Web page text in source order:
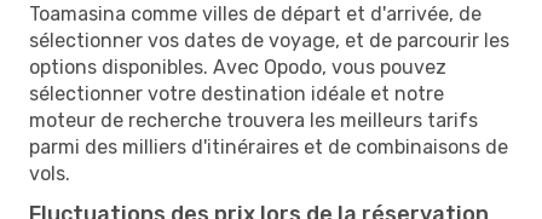
Toamasina comme villes de départ et d'arrivée, de
sélectionner vos dates de voyage, et de parcourir les
options disponibles. Avec Opodo, vous pouvez
sélectionner votre destination idéale et notre
moteur de recherche trouvera les meilleurs tarifs
parmi des milliers d'itinéraires et de combinaisons de
vols.